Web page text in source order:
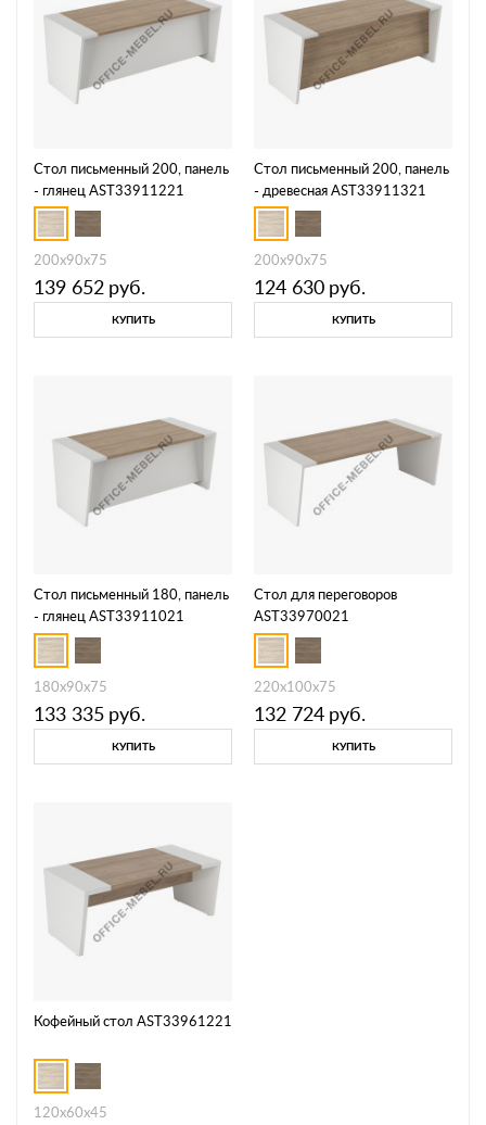
Стол письменный 200, панель
- глянец AST33911221
200x90x75
139 652 руб.
КУПИТЬ
Стол письменный 200, панель
- древесная AST33911321
200x90x75
124 630 руб.
КУПИТЬ
Стол письменный 180, панель
- глянец AST33911021
180x90x75
133 335 руб.
КУПИТЬ
Стол для переговоров
AST33970021
220x100x75
132 724 руб.
КУПИТЬ
Кофейный стол AST33961221
120x60x45